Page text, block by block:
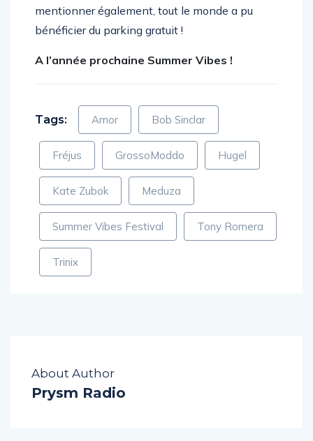
mentionner également, tout le monde a pu
bénéficier du parking gratuit !
A l’année prochaine Summer Vibes !
Tags: Amor Bob Sinclar
Fréjus GrossoModdo Hugel
Kate Zubok Meduza
Summer Vibes Festival Tony Romera
Trinix
About Author
Prysm Radio